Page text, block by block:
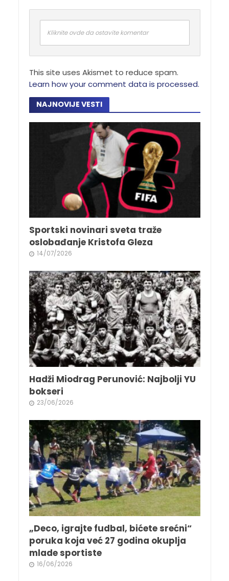
Kliknite ovde da ostavite komentar
This site uses Akismet to reduce spam.
Learn how your comment data is processed.
NAJNOVIJE VESTI
Sportski novinari sveta traže
oslobađanje Kristofa Gleza
14/07/2026
Hadži Miodrag Perunović: Najbolji YU
bokseri
23/06/2026
„Deco, igrajte fudbal, bićete srećni“
poruka koja već 27 godina okuplja
mlade sportiste
16/06/2026